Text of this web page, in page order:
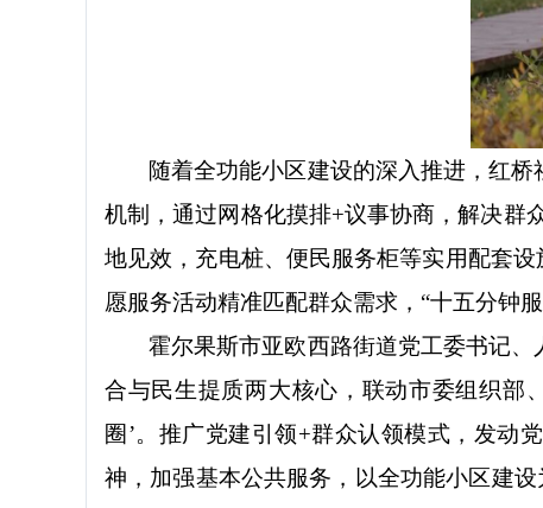
随着全功能小区建设的深入推进，红
机制，通过网格化摸排+议事协商，解决群
地见效，充电桩、便民服务柜等实用配套
愿服务活动精准匹配群众需求，“十五分钟
霍尔果斯市亚欧西路街道党工委书记、
合与民生提质两大核心， 联动市委组织部
圈’。推广党建引领+群众认领模式，发动
神，加强基本公共服务，以全功能小区建